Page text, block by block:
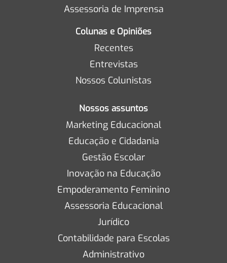
Assessoria de Imprensa
Colunas e Opiniões
Recentes
Entrevistas
Nossos Colunistas
Nossos assuntos
Marketing Educacional
Educação e Cidadania
Gestão Escolar
Inovação na Educação
Empoderamento Feminino
Assessoria Educacional
Jurídico
Contabilidade para Escolas
Administrativo